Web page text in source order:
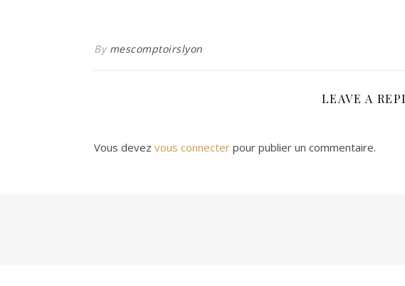
By mescomptoirslyon
LEAVE A
Vous devez vous connecter pour publier un commentaire.